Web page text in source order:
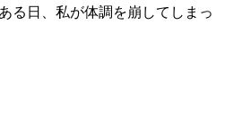
る日、私が体調を崩してしまっ